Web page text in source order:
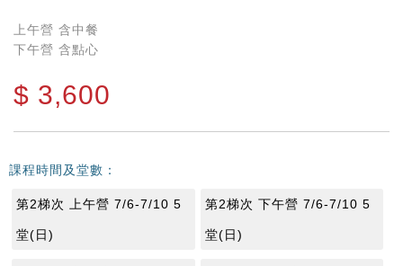
上午營 含中餐
下午營 含點心
$ 3,600
課程時間及堂數：
第2梯次 上午營 7/6-7/10 5
堂(日)
第2梯次 下午營 7/6-7/10 5
堂(日)